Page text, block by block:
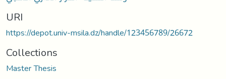
URI
https://depot.univ-msila.dz/handle/123456789/26672
Collections
Master Thesis